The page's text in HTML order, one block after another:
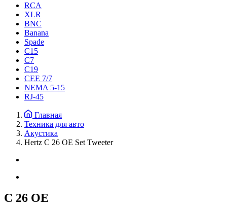
RCA
XLR
BNC
Banana
Spade
C15
С7
C19
CEE 7/7
NEMA 5-15
RJ-45
Главная
Техника для авто
Акустика
Hertz C 26 OE Set Tweeter
C 26 OE